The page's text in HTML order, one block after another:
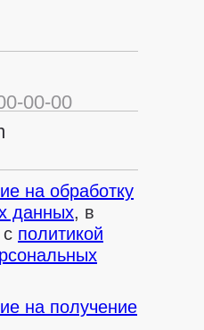
на обработку
данных, в
с политикой
на получение